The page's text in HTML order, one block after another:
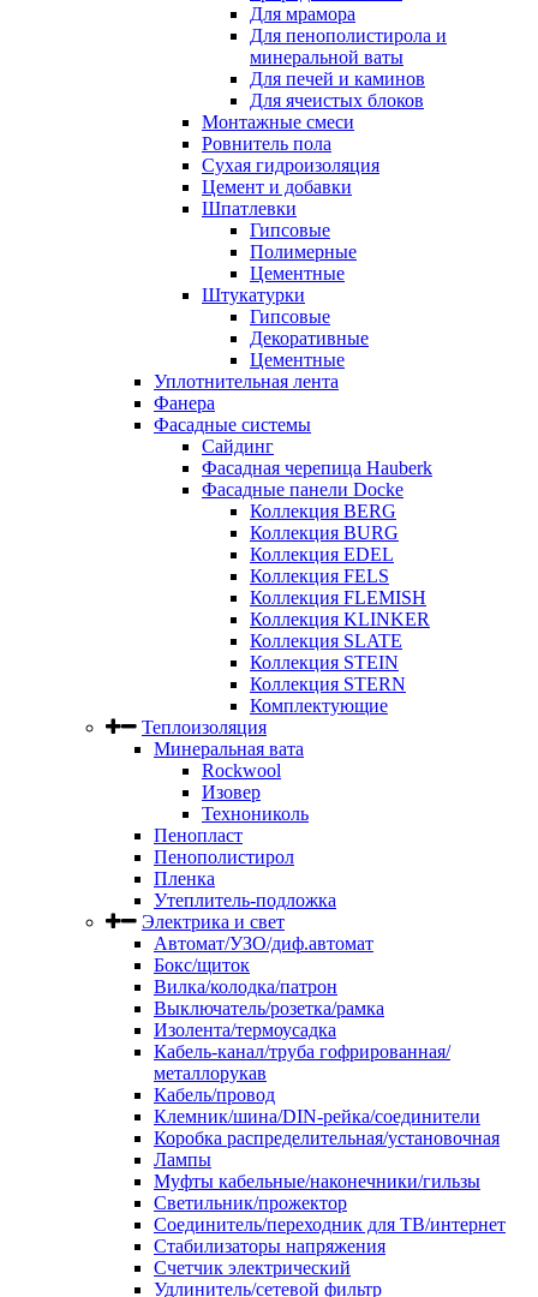
Для мрамора
Для пенополистирола и
минеральной ваты
Для печей и каминов
Для ячеистых блоков
Монтажные смеси
Ровнитель пола
Сухая гидроизоляция
Цемент и добавки
Шпатлевки
Гипсовые
Полимерные
Цементные
Штукатурки
Гипсовые
Декоративные
Цементные
Уплотнительная лента
Фанера
Фасадные системы
Сайдинг
Фасадная черепица Hauberk
Фасадные панели Docke
Коллекция BERG
Коллекция BURG
Коллекция EDEL
Коллекция FELS
Коллекция FLEMISH
Коллекция KLINKER
Коллекция SLATE
Коллекция STEIN
Коллекция STERN
Комплектующие
Теплоизоляция
Минеральная вата
Rockwool
Изовер
Технониколь
Пенопласт
Пенополистирол
Пленка
Утеплитель-подложка
Электрика и свет
Автомат/УЗО/диф.автомат
Бокс/щиток
Вилка/колодка/патрон
Выключатель/розетка/рамка
Изолента/термоусадка
Кабель-канал/труба гофрированная/
металлорукав
Кабель/провод
Клемник/шина/DIN-рейка/соединители
Коробка распределительная/установочная
Лампы
Муфты кабельные/наконечники/гильзы
Светильник/прожектор
Соединитель/переходник для ТВ/интернет
Стабилизаторы напряжения
Счетчик электрический
Удлинитель/сетевой фильтр